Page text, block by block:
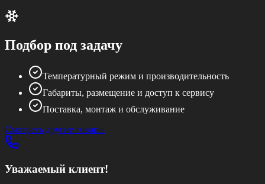
Подбор под задачу
Температурный режим и производительность
Габариты, размещение и доступ к сервису
Поставка, монтаж и обслуживание
Смотреть другие товары
Уважаемый клиент!